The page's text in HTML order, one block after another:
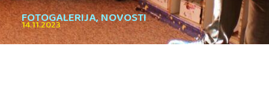
FOTOGALERIJA,NOVOSTI
14.11.2023